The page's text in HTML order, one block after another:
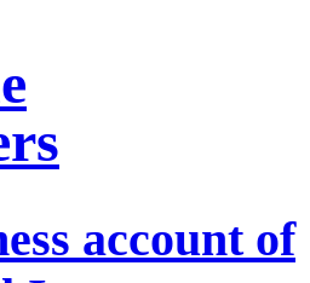
account of